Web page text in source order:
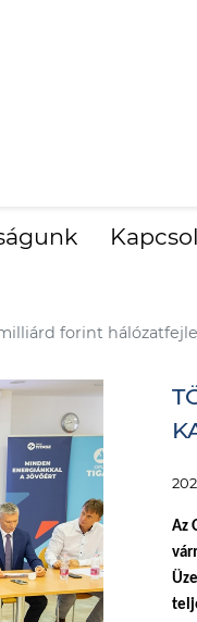
forint
Az